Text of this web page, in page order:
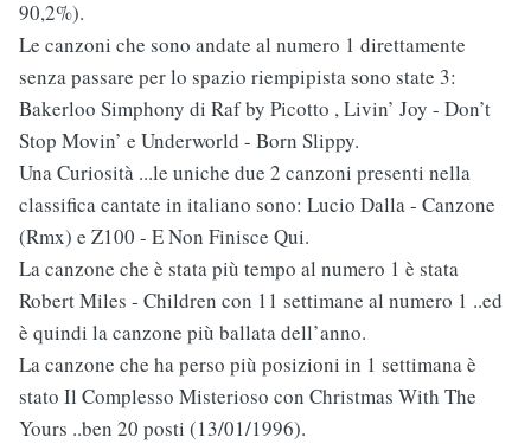
90,2%).
Le canzoni che sono andate al numero 1 direttamente
senza passare per lo spazio riempipista sono state 3:
Bakerloo Simphony di Raf by Picotto , Livin’ Joy - Don’t
Stop Movin’ e Underworld - Born Slippy.
Una Curiosità ...le uniche due 2 canzoni presenti nella
classifica cantate in italiano sono: Lucio Dalla - Canzone
(Rmx) e Z100 - E Non Finisce Qui.
La canzone che è stata più tempo al numero 1 è stata
Robert Miles - Children con 11 settimane al numero 1 ..ed
è quindi la canzone più ballata dell’anno.
La canzone che ha perso più posizioni in 1 settimana è
stato Il Complesso Misterioso con Christmas With The
Yours ..ben 20 posti (13/01/1996).